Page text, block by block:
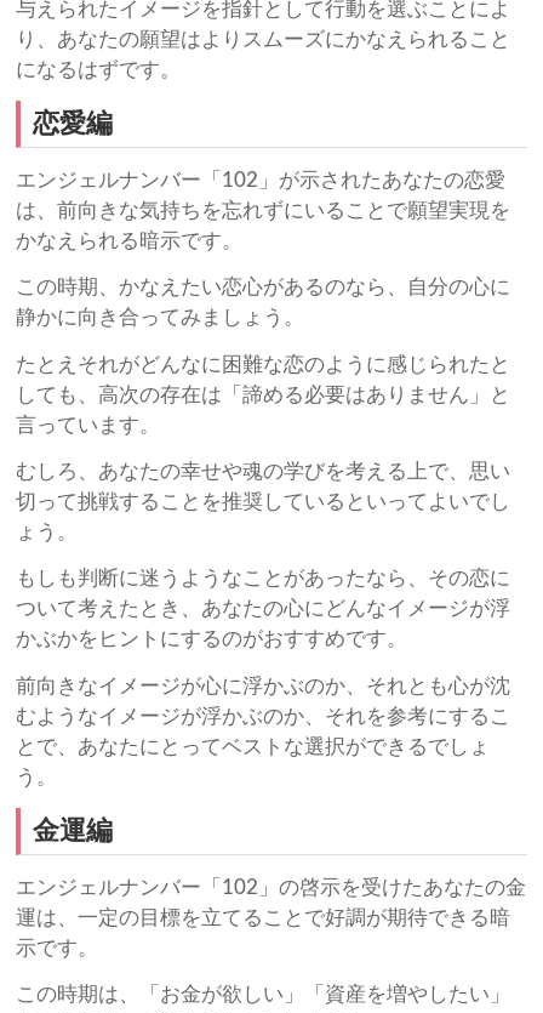
与えられたイメージを指針として行動を選ぶことによ
り、あなたの願望はよりスムーズにかなえられること
になるはずです。
恋愛編
エンジェルナンバー「102」が示されたあなたの恋愛
は、前向きな気持ちを忘れずにいることで願望実現を
かなえられる暗示です。
この時期、かなえたい恋心があるのなら、自分の心に
静かに向き合ってみましょう。
たとえそれがどんなに困難な恋のように感じられたと
しても、高次の存在は「諦める必要はありません」と
言っています。
むしろ、あなたの幸せや魂の学びを考える上で、思い
切って挑戦することを推奨しているといってよいでし
ょう。
もしも判断に迷うようなことがあったなら、その恋に
ついて考えたとき、あなたの心にどんなイメージが浮
かぶかをヒントにするのがおすすめです。
前向きなイメージが心に浮かぶのか、それとも心が沈
むようなイメージが浮かぶのか、それを参考にするこ
とで、あなたにとってベストな選択ができるでしょ
う。
金運編
エンジェルナンバー「102」の啓示を受けたあなたの金
運は、一定の目標を立てることで好調が期待できる暗
示です。
この時期は、「お金が欲しい」「資産を増やしたい」